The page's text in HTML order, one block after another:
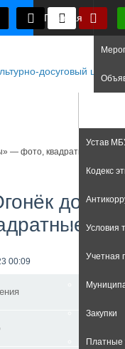
Главная
Устав
Кодекс
Условия
Учетная
Закупки
Платные
— фото, квадратные
00:09